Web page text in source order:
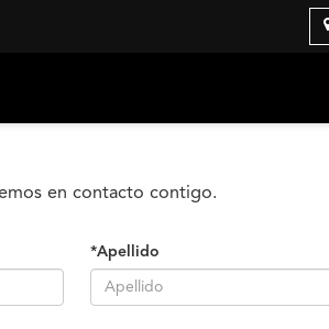
en contacto contigo.
*Apellido